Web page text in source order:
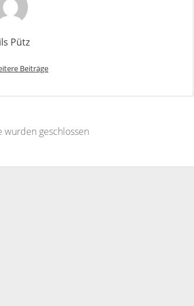
Pütz
Beiträge
wurden geschlossen